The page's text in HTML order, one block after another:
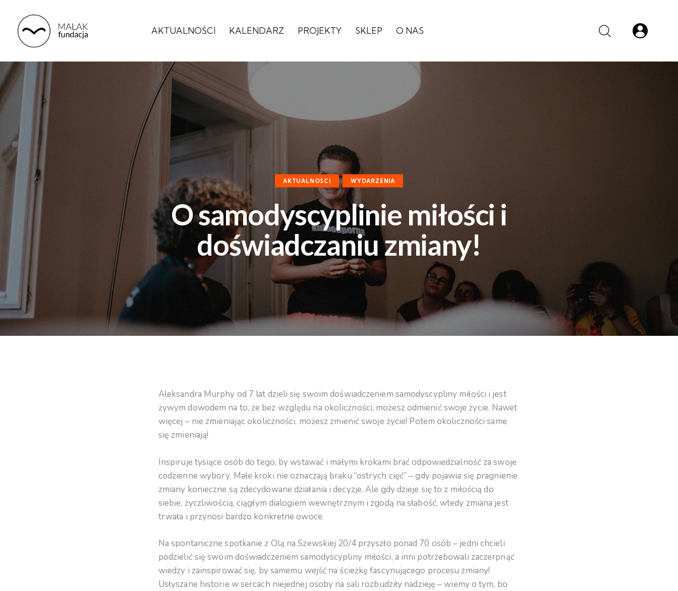
AKTUALNOŚCI KALENDARZ PROJEKTY SKLEP O NAS
AKTUALNOSCI WYDARZENIA
O samodyscyplinie miłości i
doświadczaniu zmiany!
Aleksandra Murphy od 7 lat dzieli się swoim doświadczeniem samodyscypliny miłości i jest
żywym dowodem na to, że bez względu na okoliczności, możesz odmienić swoje życie. Nawet
więcej – nie zmieniając okoliczności, możesz zmienić swoje życie! Potem okoliczności same
się zmieniają!
Inspiruje tysiące osób do tego, by wstawać i małymi krokami brać odpowiedzialność za swoje
codzienne wybory. Małe kroki nie oznaczają braku “ostrych cięć” – gdy pojawia się pragnienie
zmiany konieczne są zdecydowane działania i decyzje. Ale gdy dzieje się to z miłością do
siebie, życzliwością, ciągłym dialogiem wewnętrznym i zgodą na słabość, wtedy zmiana jest
trwała i przynosi bardzo konkretne owoce.
Na spontaniczne spotkanie z Olą na Szewskiej 20/4 przyszło ponad 70 osób – jedni chcieli
podzielić się swoim doświadczeniem samodyscypliny miłości, a inni potrzebowali zaczerpnąć
wiedzy i zainspirować się, by samemu wejść na ścieżkę fascynującego procesu zmiany!
Usłyszane historie w sercach niejednej osoby na sali rozbudziły nadzieję – wiemy o tym, bo